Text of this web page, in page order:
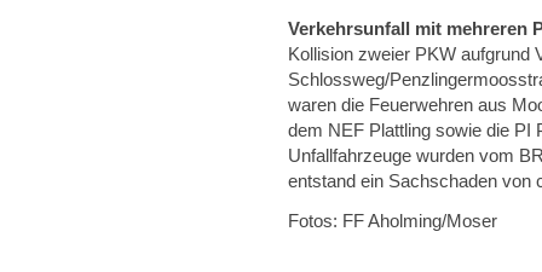
Verkehrsunfall mit mehreren
Kollision zweier PKW aufgrund
Schlossweg/
waren die Feuerwehren aus
dem NEF Plattling sowie die PI
Unfallfahrzeuge wurden vom
entstand ein Sachschaden von
Fotos: FF Aholming/Moser